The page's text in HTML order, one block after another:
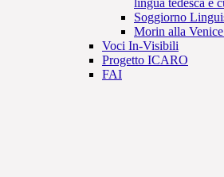
lingua tedesca e
Soggiorno
Morin alla
Voci In-Visibili
Progetto ICARO
FAI